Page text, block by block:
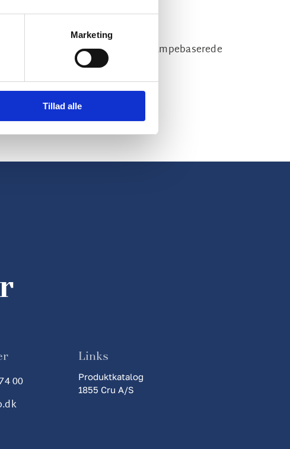
Marketing
Tillad alle
serveringer som fjerkræ og svampebaserede
kan levere.
lejligheder.
00
Links
Produktkatalog
1855 Cru A/S